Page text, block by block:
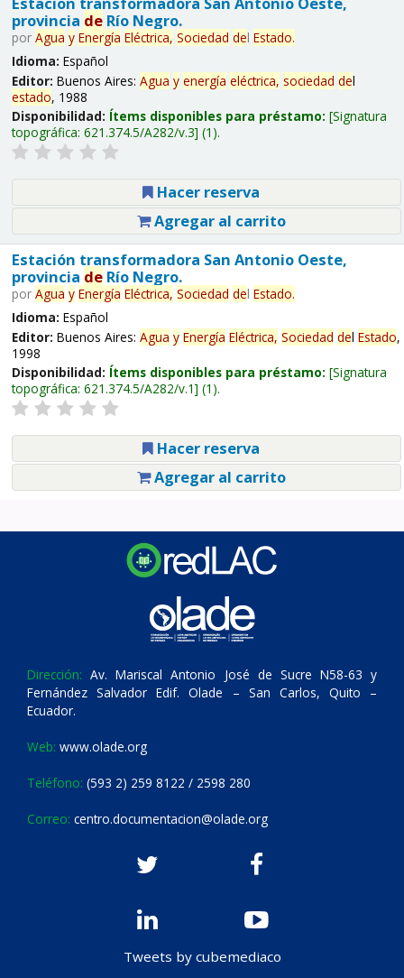
provincia deRío Negro.
por Agua y Energía Eléctrica, Sociedad del Estado.
Idioma: Español
Editor: Buenos Aires: Agua y energía eléctrica, sociedad del
estado, 1988
Disponibilidad: Ítems disponibles para préstamo: Signatura
topográfica: 621.374.5/A282/v.3 (1).
Hacer reserva
Agregar al carrito
Estación transformadora San Antonio Oeste,
provincia deRío Negro.
por Agua y Energía Eléctrica, Sociedad del Estado.
Idioma: Español
Editor: Buenos Aires: Agua y Energía Eléctrica, Sociedad del Estado,
1998
Disponibilidad: Ítems disponibles para préstamo: Signatura
topográfica: 621.374.5/A282/v.1 (1).
Hacer reserva
Agregar al carrito
Dirección: Av. Mariscal Antonio José de Sucre N58-63 y
Fernández Salvador Edif. Olade – San Carlos, Quito –
Ecuador.
Web: www.olade.org
Teléfono: (593 2) 259 8122 / 2598 280
Correo: centro.documentacion@olade.org
Tweets by cubemediaco